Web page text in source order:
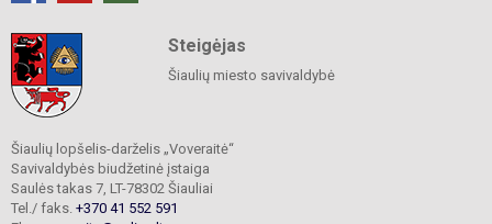
Steigėjas
Šiaulių miesto savivaldybė
Šiaulių lopšelis-darželis „Voveraitė“
Savivaldybės biudžetinė įstaiga
Saulės takas 7, LT-78302 Šiauliai
Tel./ faks. +370 41 552 591